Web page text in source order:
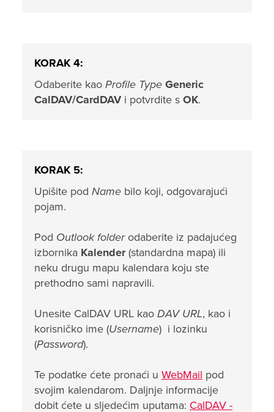
KORAK 4:
Odaberite kao Profile Type Generic
CalDAV/CardDAVi potvrdite s OK.
KORAK 5:
Upišite pod Name bilo koji, odgovarajući
pojam.
Pod Outlook folderodaberite iz padajućeg
izbornika Kalender(standardna mapa) ili
neku drugu mapu kalendara koju ste
prethodno sami napravili.
Unesite CalDAV URL kao DAV URL, kao i
korisničko ime (Username) i lozinku
(Password).
Te podatke ćete pronaći u WebMail pod
svojim kalendarom. Daljnje informacije
dobit ćete u sljedećim uputama: CalDAV -